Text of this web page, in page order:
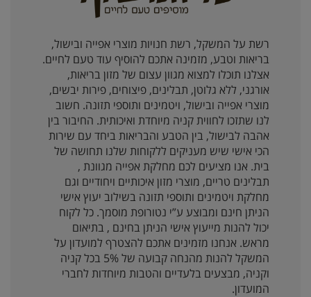
רשת על המשקל, רשת חנויות מוצרי אפייה ובישול,
בריאות וטבע, מזמינה אתכם להוסיף עוד טעם לחיים.
אצלנו תוכלו למצוא מגוון עצום של מזון בריאות,
אורגני, ללא גלוטן, תבלינים, פיצוחים, פירות יבשים,
מוצרי אפייה ובישול, ויטמינים ותוספי תזונה. חשוב
לנו שתזכו לחווית קניה מיוחדת ואיכותית. החיבור בין
אהבה לבישול, בין הטבע והבריאות ביחד עם שירות
הכי אישי שיש מעניקים ללקוחות שלנו תחושה של
בית. אנו מציעים לכם מחלקת אפייה מגוונת ,
תבלינים טריים, מוצרי מזון איכותיים ויחודיים וגם
מחלקת ויטמינים ותוספי תזונה בשילוב יעוץ אישי
הניתן חינם ומבוצע ע”י נטורופת מוסמך. כל לקוח
יכול להנות מייעוץ אישי הניתן בחינם , בתיאום
מראש. אנחנו מזמינים אתכם להצטרף למועדון על
המשקל להנות מהנחה קבועה של 5% בכל קניה
וקניה, מבצעים בלעדיים והטבות מיוחדות לחברי
המועדון.